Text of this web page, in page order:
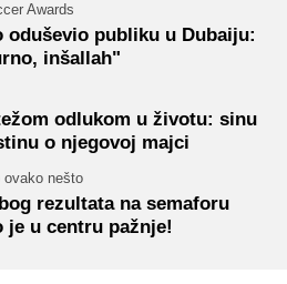
Awards
oduševio publiku u Dubaiju:
inšallah"
odlukom u životu: sinu
o njegovoj majci
ovako nešto
rezultata na semaforu
je u centru pažnje!